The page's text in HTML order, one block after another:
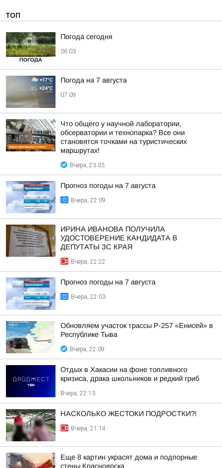
ТОП
Погода сегодня
06:03
Погода на 7 августа
07:09
Что общего у научной лаборатории,
обсерватории и технопарка? Все они
становятся точками на туристических
маршрутах!
Вчера, 23:03
Прогноз погоды на 7 августа
Вчера, 22:09
ИРИНА ИВАНОВА ПОЛУЧИЛА
УДОСТОВЕРЕНИЕ КАНДИДАТА В
ДЕПУТАТЫ ЗС КРАЯ
Вчера, 22:22
Прогноз погоды на 7 августа
Вчера, 22:03
Обновляем участок трассы Р-257 «Енисей» в
Республике Тыва
Вчера, 22:09
Отдых в Хакасии на фоне топливного
кризиса, драка школьников и редкий гриб
Вчера, 22:13
НАСКОЛЬКО ЖЕСТОКИ ПОДРОСТКИ?!
Вчера, 21:14
Еще 8 картин украсят дома и подпорные
стены Красноярска